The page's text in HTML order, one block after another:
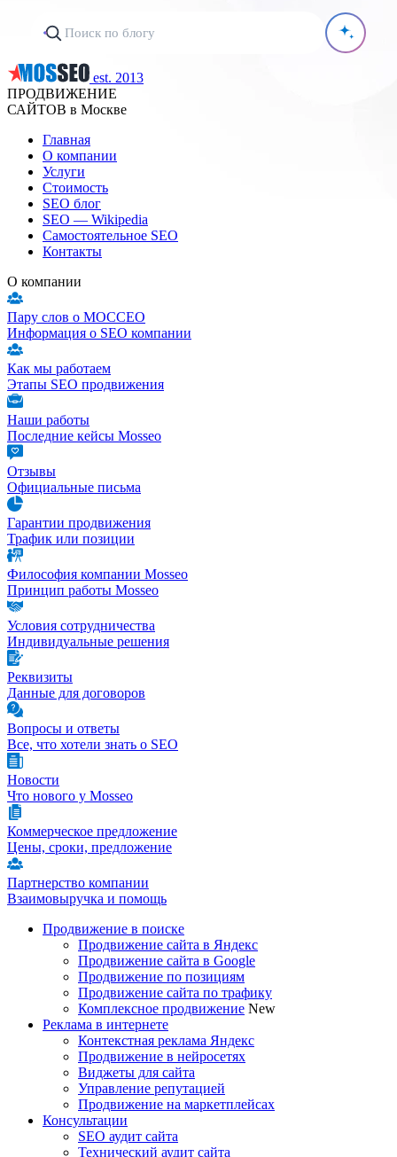
est. 2013
ПРОДВИЖЕНИЕ
САЙТОВ в Москве
Главная
О компании
Услуги
Стоимость
SEO блог
SEO — Wikipedia
Самостоятельное SEO
Контакты
О компании
Пару слов о МОССЕО
Информация о SEO компании
Как мы работаем
Этапы SEO продвижения
Наши работы
Последние кейсы Mosseo
Отзывы
Официальные письма
Гарантии продвижения
Трафик или позиции
Философия компании Mosseo
Принцип работы Mosseo
Условия сотрудничества
Индивидуальные решения
Реквизиты
Данные для договоров
Вопросы и ответы
Все, что хотели знать о SEO
Новости
Что нового у Mosseo
Коммерческое предложение
Цены, сроки, предложение
Партнерство компании
Взаимовыручка и помощь
Продвижение в поиске
Продвижение сайта в Яндекс
Продвижение сайта в Google
Продвижение по позициям
Продвижение сайта по трафику
Комплексное продвижение New
Реклама в интернете
Контекстная реклама Яндекс
Продвижение в нейросетях
Виджеты для сайта
Управление репутацией
Продвижение на маркетплейсах
Консультации
SEO аудит сайта
Технический аудит сайта